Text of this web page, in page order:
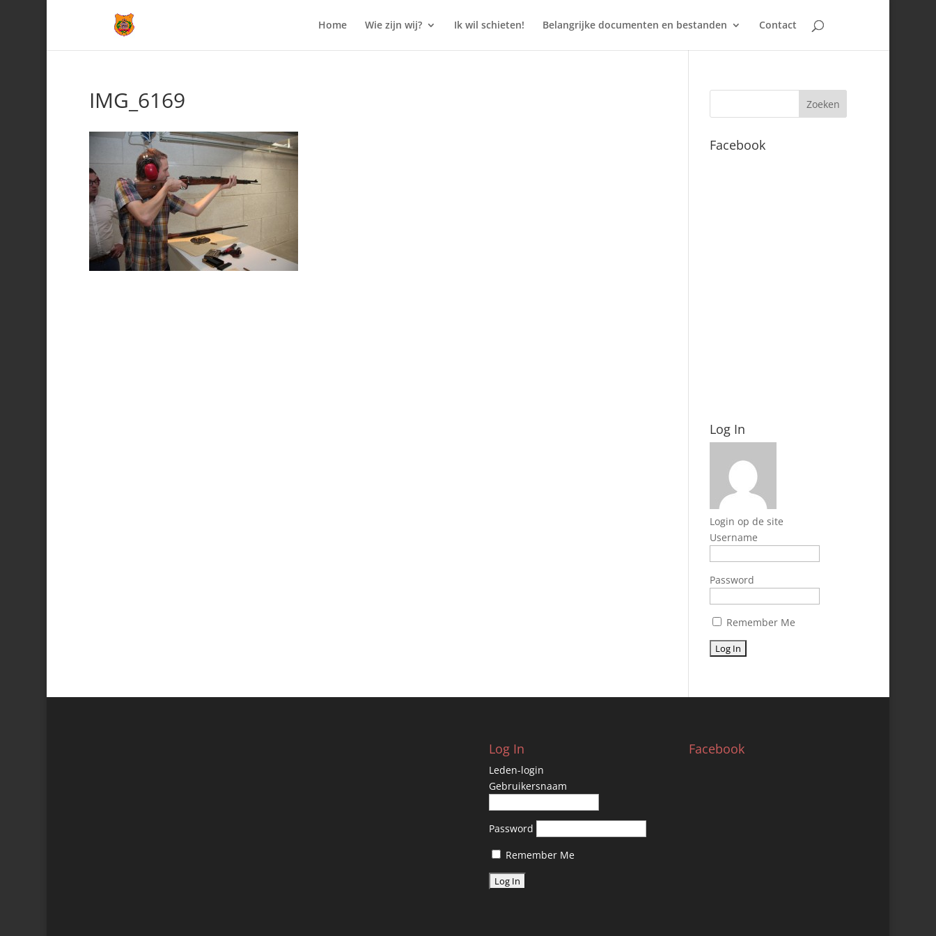
Home Wie zijn wij? Ik wil schieten! Belangrijke documenten en bestanden Contact
IMG_6169
Facebook
Log In
Login op de site
Username
Password
Remember Me
Log In
Leden-login
Gebruikersnaam
Password
Remember Me
Facebook